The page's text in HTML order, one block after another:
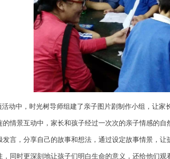
活动中，时光树导师组建了亲子图片剧制作小组，让
的情景互动中，家长和孩子经过一次次的亲子情感的自
发言，分享自己的故事和想法，通过设定故事情景，
，同时更深刻地让孩子们明白生命的意义，还给他们